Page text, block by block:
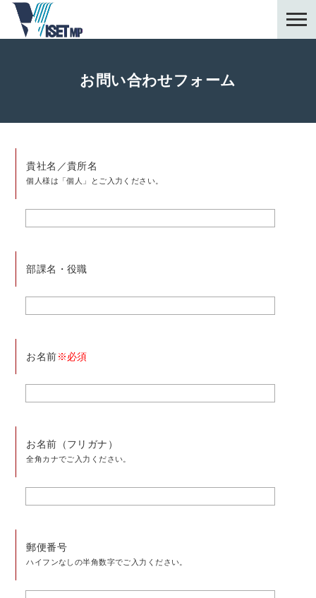
お問い合わせフォーム
貴社名／貴所名
個人様は「個人」とご入力ください。
部課名・役職
お名前※必須
お名前（フリガナ）
全角カナでご入力ください。
郵便番号
ハイフンなしの半角数字でご入力ください。